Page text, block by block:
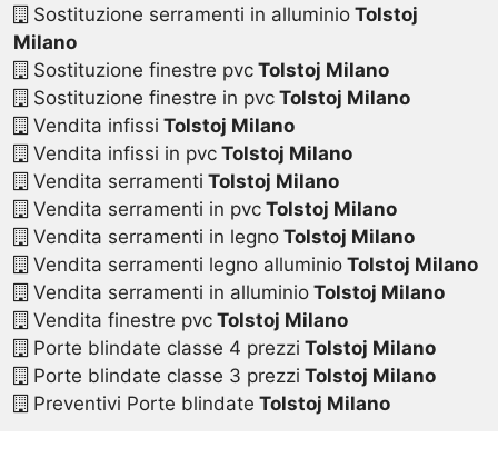
Sostituzione serramenti in alluminioTolstoj
Milano
Sostituzione finestre pvcTolstoj Milano
Sostituzione finestre in pvcTolstoj Milano
Vendita infissi Tolstoj Milano
Vendita infissi in pvcTolstoj Milano
Vendita serramenti Tolstoj Milano
Vendita serramenti in pvcTolstoj Milano
Vendita serramenti in legnoTolstoj Milano
Vendita serramenti legno alluminioTolstoj Milano
Vendita serramenti in alluminioTolstoj Milano
Vendita finestre pvcTolstoj Milano
Porte blindate classe 4 prezzi Tolstoj Milano
Porte blindate classe 3 prezzi Tolstoj Milano
Preventivi Porte blindate Tolstoj Milano